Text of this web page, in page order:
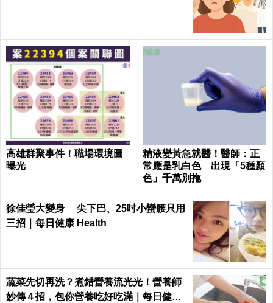
高雄群聚事件！職場環境圖
曝光
精液變黃急就醫！醫師：正
常應是乳白色 出現「5種顏
色」千萬別拖
徐佳瑩大變身 尖下巴、25吋小蠻腰只用
三招｜每日健康 Health
蔬菜先切再洗？煮錯營養流光光！營養師
妙傳４招，包你營養吃好吃滿｜每日健康